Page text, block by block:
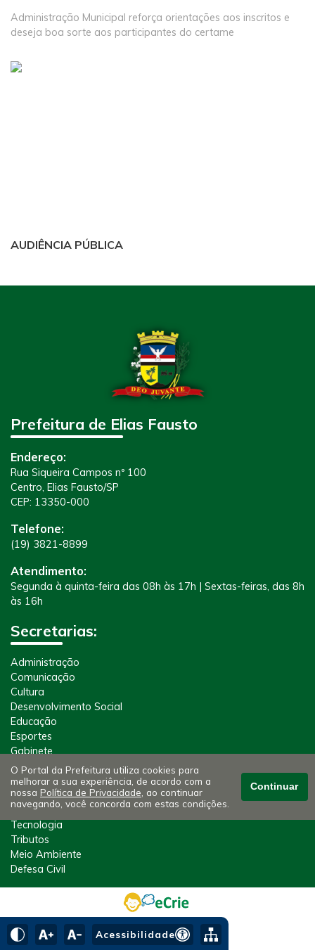
Acessibilidade
Administração Municipal reforça orientações aos inscritos e
deseja boa sorte aos participantes do certame
AUDIÊNCIA PÚBLICA
Prefeitura de Elias Fausto
Endereço:
Rua Siqueira Campos nº 100
Centro, Elias Fausto/SP
CEP: 13350-000
Telefone:
(19) 3821-8899
Atendimento:
Segunda à quinta-feira das 08h às 17h | Sextas-feiras, das 8h
às 16h
Secretarias:
Administração
Comunicação
Cultura
Desenvolvimento Social
Educação
Esportes
Gabinete
Jurídico
Obras
Saúde
Segurança
Tecnologia
Tributos
Meio Ambiente
Defesa Civil
O Portal da Prefeitura utiliza cookies para
melhorar a sua experiência, de acordo com a
nossa Política de Privacidade , ao continuar
navegando, você concorda com estas condições.
Continuar